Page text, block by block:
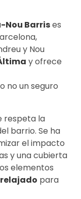
Nou Barrises
y Nou
y ofrece
no un seguro
respeta la
barrio. Se ha
el impacto
y una cubierta
elementos
para